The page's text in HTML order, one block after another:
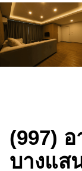
(997) อ
บางแส